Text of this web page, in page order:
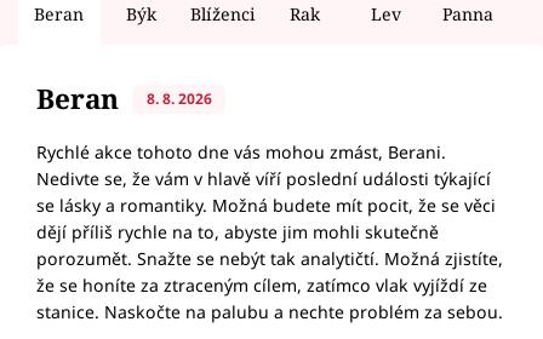
Beran Býk Blíženci Rak Lev Panna
Beran 8. 8. 2026
Rychlé akce tohoto dne vás mohou zmást, Berani.
Nedivte se, že vám v hlavě víří poslední události týkající
se lásky a romantiky. Možná budete mít pocit, že se věci
dějí příliš rychle na to, abyste jim mohli skutečně
porozumět. Snažte se nebýt tak analytičtí. Možná zjistíte,
že se honíte za ztraceným cílem, zatímco vlak vyjíždí ze
stanice. Naskočte na palubu a nechte problém za sebou.